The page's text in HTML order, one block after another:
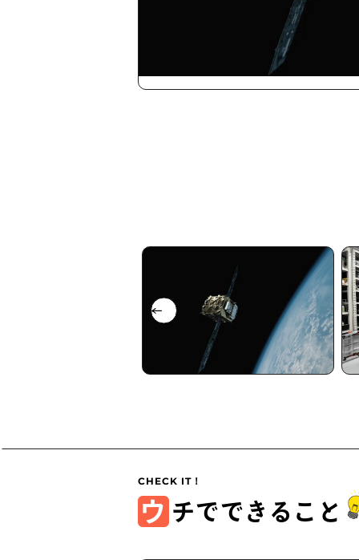
ウ チでできること